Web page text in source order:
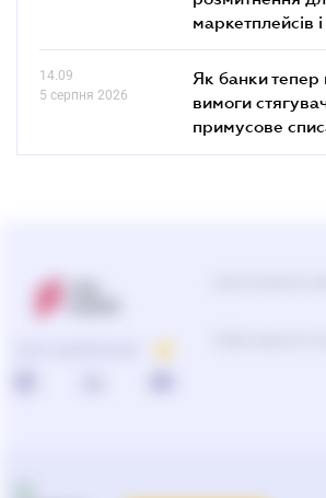
маркетплейсів
14.09
5 серпня 2026
Як банки тепер
вимоги
примусове